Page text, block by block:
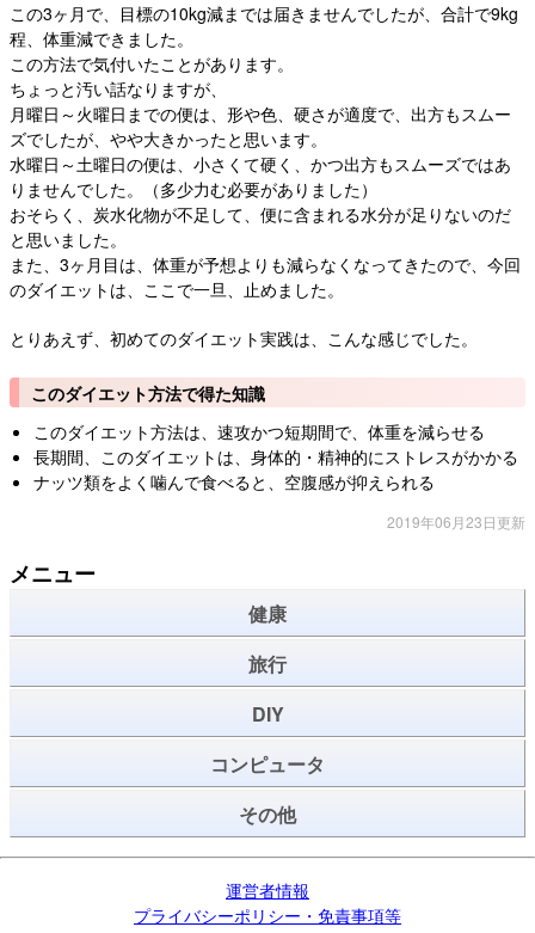
この3ヶ月で、目標の10kg減までは届きませんでしたが、合計で9kg
程、体重減できました。
この方法で気付いたことがあります。
ちょっと汚い話なりますが、
月曜日～火曜日までの便は、形や色、硬さが適度で、出方もスムー
ズでしたが、やや大きかったと思います。
水曜日～土曜日の便は、小さくて硬く、かつ出方もスムーズではあ
りませんでした。（多少力む必要がありました）
おそらく、炭水化物が不足して、便に含まれる水分が足りないのだ
と思いました。
また、3ヶ月目は、体重が予想よりも減らなくなってきたので、今回
のダイエットは、ここで一旦、止めました。
とりあえず、初めてのダイエット実践は、こんな感じでした。
このダイエット方法で得た知識
このダイエット方法は、速攻かつ短期間で、体重を減らせる
長期間、このダイエットは、身体的・精神的にストレスがかかる
ナッツ類をよく噛んで食べると、空腹感が抑えられる
2019年06月23日更新
メニュー
健康
旅行
DIY
コンピュータ
その他
運営者情報
プライバシーポリシー・免責事項等